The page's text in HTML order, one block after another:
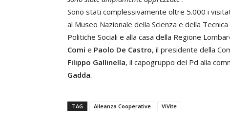
Sono stati complessivamente oltre 5.000 i
al Museo Nazionale della Scienza e della
Politiche Sociali e alla casa della Regione
Comi e Paolo De Castro, il presidente della
Filippo Gallinella, il capogruppo del Pd alla
Gadda.
TAG Alleanza Cooperative ViVite